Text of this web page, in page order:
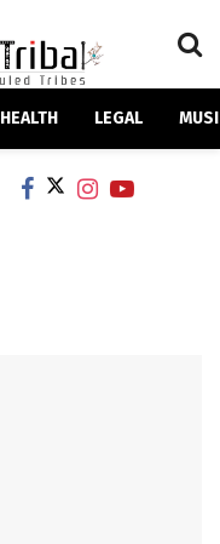
HEALTH LEGAL